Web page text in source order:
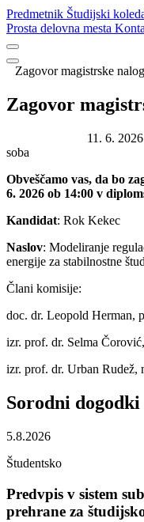
Predmetnik Študijski
Prosta delovna mesta
Zagovor magistrske
Zagovor
11. 6. 2026
soba
Obveščamo vas, da bo
6. 2026 ob 14:00 v
Kandidat: Rok Kekec
Naslov: Modeliranje
energije za stabilnostne
Člani komisije:
doc. dr. Leopold Herman,
izr. prof. dr. Selma
izr. prof. dr. Urban Rudež,
Sorodni dogodki
5.8.2026
Študentsko
Predvpis v sistem
prehrane za